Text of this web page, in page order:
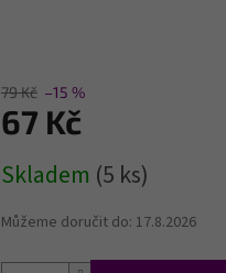
79 Kč –15 %
67 Kč
cena:
Skladem (5 ks)
Můžeme doručit do: 17.8.2026